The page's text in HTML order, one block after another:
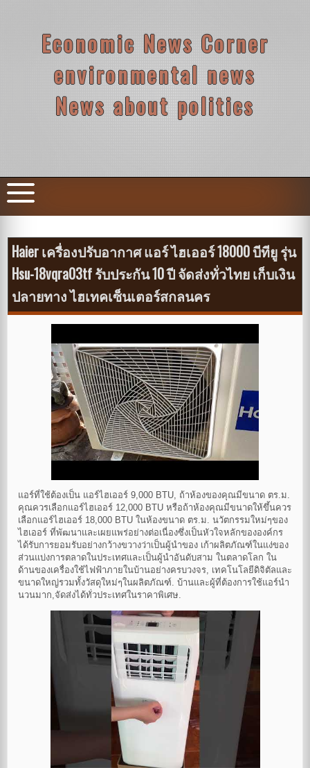
Economic News Corner
environmental news
News about politics
Haier เครื่องปรับอากาศ แอร์ ไฮเออร์ 18000 บีทียู รุ่น
Hsu-18vqra03tf รับประกัน 10 ปี จัดส่งทั่วไทย เก็บเงิน
ปลายทาง ไฮเทคเซ็นเตอร์สกลนคร
แอร์ที่ใช้ต้องเป็น แอร์ไฮเออร์ 9,000 BTU, ถ้าห้องของคุณมีขนาด ตร.ม.
คุณควรเลือกแอร์ไฮเออร์ 12,000 BTU หรือถ้าห้องคุณมีขนาดให้ขึ้นควร
เลือกแอร์ไฮเออร์ 18,000 BTU ในห้องขนาด ตร.ม. นวัตกรรมใหม่ๆของ
ไฮเออร์ ที่พัฒนาและเผยแพร่อย่างต่อเนื่องซึ่งเป็นหัวใจหลักขององค์กร
ได้รับการยอมรับอย่างกว้างขวางว่าเป็นผู้นำของ เก้าผลิตภัณฑ์ในแง่ของ
ส่วนแบ่งการตลาดในประเทศและเป็นผู้นำอันดับสาม ในตลาดโลก ใน
ด้านของเครื่องใช้ไฟฟ้าภายในบ้านอย่างครบวงจร, เทคโนโลยีดิจิตัลและ
ขนาดใหญ่รวมทั้งวัสดุใหม่ๆในผลิตภัณฑ์. บ้านและผู้ที่ต้องการใช้แอร์นำ
นวนมาก,จัดส่งได้ทั่วประเทศในราคาพิเศษ.